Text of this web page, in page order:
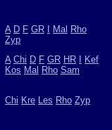
A D F GR Mal Rho
Zyp
A Chi D F GR HR
Kef
Kos Mal Rho Sam
Chi Kre Les Rho Zyp